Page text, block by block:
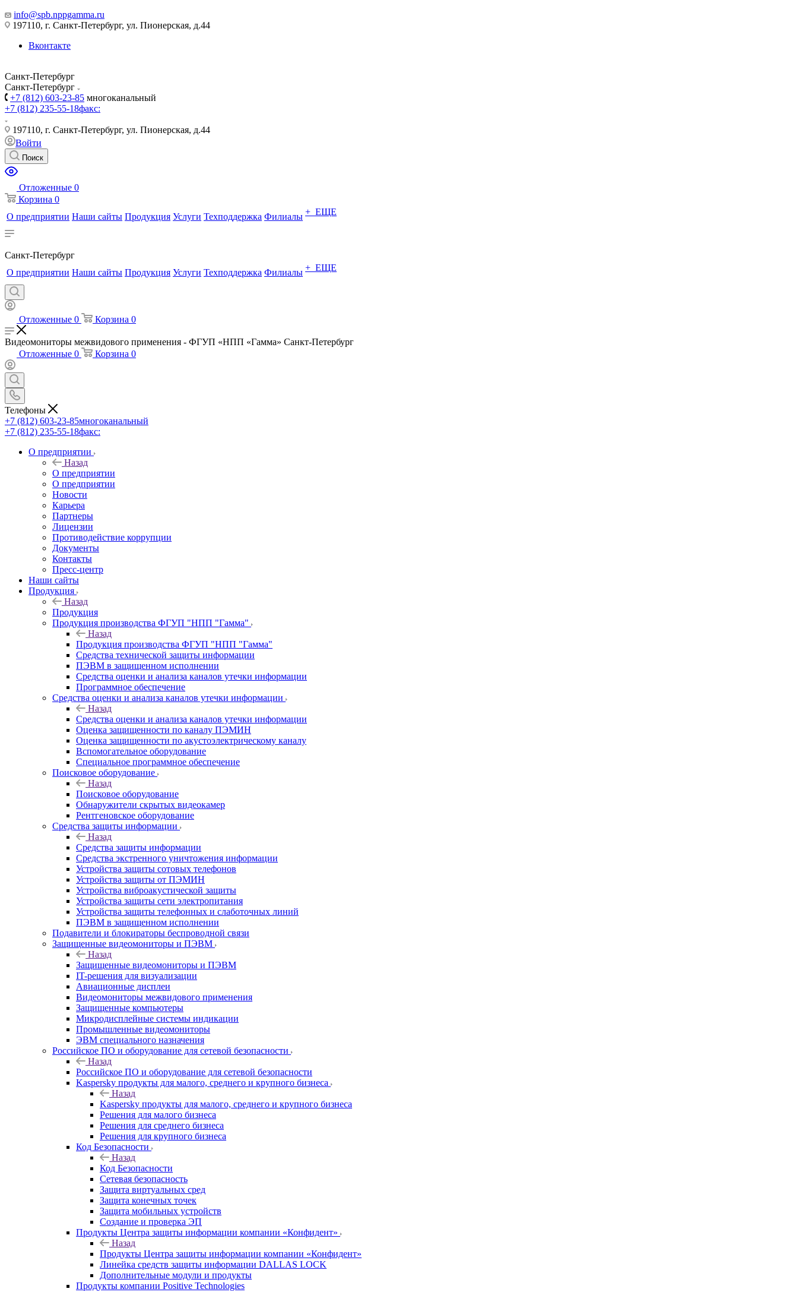
info@spb.nppgamma.ru
197110, г. Санкт-Петербург, ул. Пионерская, д.44
Вконтакте
Санкт-Петербург
Санкт-Петербург
+7 (812) 603-23-85 многоканальный
+7 (812) 235-55-18факс:
197110, г. Санкт-Петербург, ул. Пионерская, д.44
Войти
Поиск
Отложенные 0
Корзина 0
О предприятии Наши сайты Продукция Услуги Техподдержка Филиалы + ЕЩЕ
Санкт-Петербург
О предприятии Наши сайты Продукция Услуги Техподдержка Филиалы + ЕЩЕ
Отложенные 0 Корзина 0
Видеомониторы межвидового применения - ФГУП «НПП «Гамма» Санкт-Петербург
Отложенные 0 Корзина 0
Телефоны
+7 (812) 603-23-85многоканальный
+7 (812) 235-55-18факс:
О предприятии
Назад
О предприятии
О предприятии
Новости
Карьера
Партнеры
Лицензии
Противодействие коррупции
Документы
Контакты
Пресс-центр
Наши сайты
Продукция
Назад
Продукция
Продукция производства ФГУП "НПП "Гамма"
Назад
Продукция производства ФГУП "НПП "Гамма"
Средства технической защиты информации
ПЭВМ в защищенном исполнении
Средства оценки и анализа каналов утечки информации
Программное обеспечение
Средства оценки и анализа каналов утечки информации
Назад
Средства оценки и анализа каналов утечки информации
Оценка защищенности по каналу ПЭМИН
Оценка защищенности по акустоэлектрическому каналу
Вспомогательное оборудование
Специальное программное обеспечение
Поисковое оборудование
Назад
Поисковое оборудование
Обнаружители скрытых видеокамер
Рентгеновское оборудование
Средства защиты информации
Назад
Средства защиты информации
Средства экстренного уничтожения информации
Устройства защиты сотовых телефонов
Устройства защиты от ПЭМИН
Устройства виброакустической защиты
Устройства защиты сети электропитания
Устройства защиты телефонных и слаботочных линий
ПЭВМ в защищенном исполнении
Подавители и блокираторы беспроводной связи
Защищенные видеомониторы и ПЭВМ
Назад
Защищенные видеомониторы и ПЭВМ
IT-решения для визуализации
Авиационные дисплеи
Видеомониторы межвидового применения
Защищенные компьютеры
Микродисплейные системы индикации
Промышленные видеомониторы
ЭВМ специального назначения
Российское ПО и оборудование для сетевой безопасности
Назад
Российское ПО и оборудование для сетевой безопасности
Kaspersky продукты для малого, среднего и крупного бизнеса
Назад
Kaspersky продукты для малого, среднего и крупного бизнеса
Решения для малого бизнеса
Решения для среднего бизнеса
Решения для крупного бизнеса
Код Безопасности
Назад
Код Безопасности
Сетевая безопасность
Защита виртуальных сред
Защита конечных точек
Защита мобильных устройств
Создание и проверка ЭП
Продукты Центра защиты информации компании «Конфидент»
Назад
Продукты Центра защиты информации компании «Конфидент»
Линейка средств защиты информации DALLAS LOCK
Дополнительные модули и продукты
Продукты компании Positive Technologies